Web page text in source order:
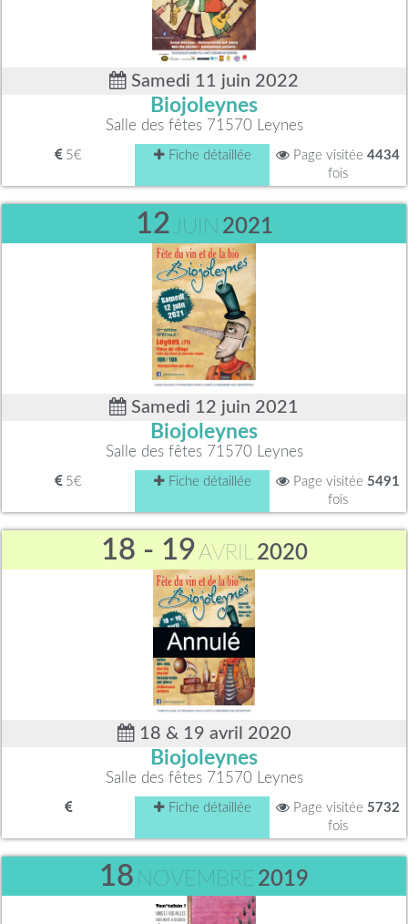
Samedi 11 juin 2022
Biojoleynes
Salle des fêtes 71570 Leynes
5€ Fiche détaillée Page visitée 4434
fois
12 JUIN 2021
Samedi 12 juin 2021
Biojoleynes
Salle des fêtes 71570 Leynes
5€ Fiche détaillée Page visitée 5491
fois
18 - 19 AVRIL 2020
18 & 19 avril 2020
Biojoleynes
Salle des fêtes 71570 Leynes
Fiche détaillée Page visitée 5732
fois
18 NOVEMBRE 2019